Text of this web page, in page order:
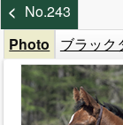
No.243
Photo
ブラック